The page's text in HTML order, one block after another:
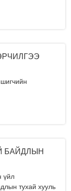
БАЙДЛЫН
үйл
тухай хууль